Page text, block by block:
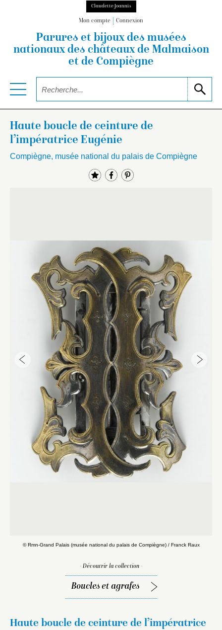
Claudette Joannis
Mon compte Connexion
Parures et bijoux des musées
nationauxdes châteaux de Malmaison
et de Compiègne
Haute boucle de ceinture de
l’impératrice Eugénie
Compiègne, musée national du palais de Compiègne
© Rmn-Grand Palais (musée national du palais de Compiègne) / Franck Raux
- Découvrir la collection -
Boucles et agrafes
Haute boucle de ceinture de l’impératrice